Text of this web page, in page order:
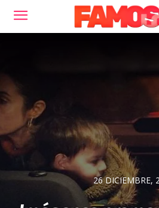
26 DICIEMBRE,